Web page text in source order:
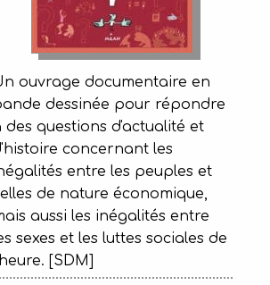
ouvrage documentaire en
dessinée pour répondre
des questions d'actualité et
concernant les
entre les peuples et
de nature économique,
aussi les inégalités entre
sexes et les luttes sociales de
[SDM]